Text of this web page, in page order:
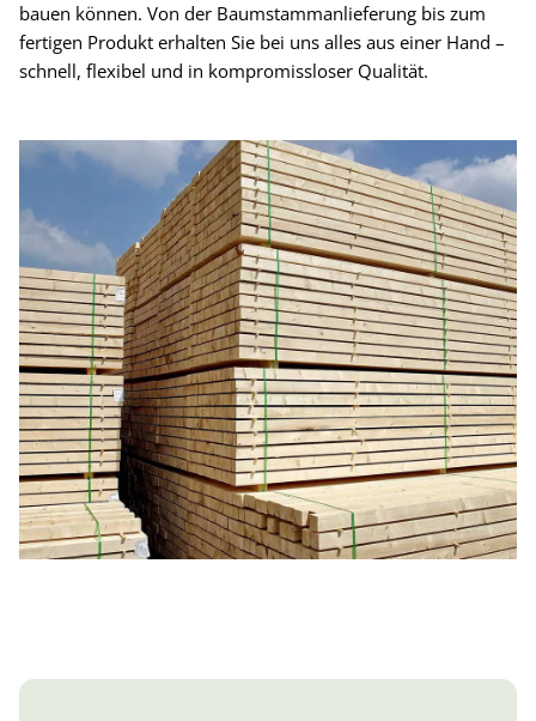
bauen können. Von der Baumstammanlieferung bis zum
fertigen Produkt erhalten Sie bei uns alles aus einer Hand –
schnell, flexibel und in kompromissloser Qualität.